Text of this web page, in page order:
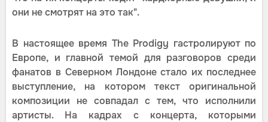
они не смотрят на это так".
В настоящее время The Prodigy гастролируют по
Европе, и главной темой для разговоров среди
фанатов в Северном Лондоне стало их последнее
выступление, на котором текст оригинальной
композиции не совпадал с тем, что исполнили
артисты. На кадрах с концерта, которыми